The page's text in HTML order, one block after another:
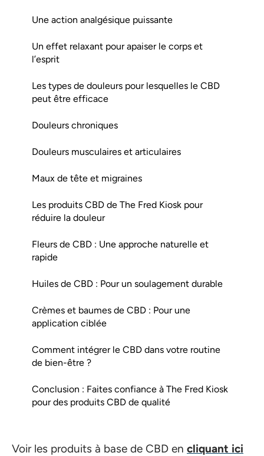
Une action analgésique puissante
Un effet relaxant pour apaiser le corps et
l’esprit
Les types de douleurs pour lesquelles le CBD
peut être efficace
Douleurs chroniques
Douleurs musculaires et articulaires
Maux de tête et migraines
Les produits CBD de The Fred Kiosk pour
réduire la douleur
Fleurs de CBD : Une approche naturelle et
rapide
Huiles de CBD : Pour un soulagement durable
Crèmes et baumes de CBD : Pour une
application ciblée
Comment intégrer le CBD dans votre routine
de bien-être ?
Conclusion : Faites confiance à The Fred Kiosk
pour des produits CBD de qualité
Voir les produits à base de CBD en cliquant ici